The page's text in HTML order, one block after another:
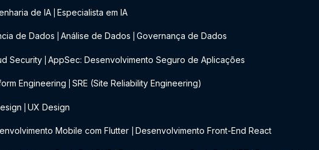
de IA Especialista em IA
de Dados Análise de Dados Governança de Dados
Security AppSec: Desenvolvimento Seguro de Aplicações
Engineering SRE (Site Reliability Engineering)
UX Design
Mobile com Flutter Desenvolvimento Front-End React